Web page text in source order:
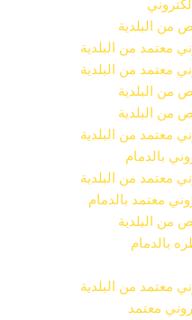
من البلدية
معتمد من البلدية
معتمد من البلدية
من البلدية
من البلدية
معتمد من البلدية
بالدمام
معتمد من البلدية
معتمد بالدمام
من البلدية
بالدمام
معتمد من البلدية
معتمد